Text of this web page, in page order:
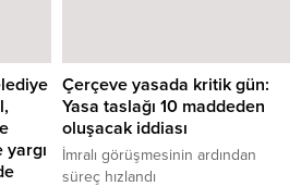
Çerçeve yasada kritik gün:
Yasa taslağı 10 maddeden
oluşacak iddiası
İmralı görüşmesinin ardından
süreç hızlandı